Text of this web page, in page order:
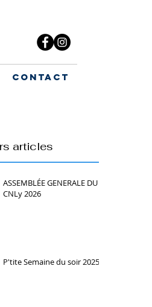
Contact
articles
ASSEMBLÉE GENERALE DU
CNLy 2026
P'tite Semaine du soir 2025